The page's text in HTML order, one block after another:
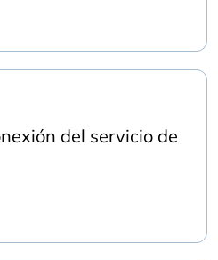
del servicio de